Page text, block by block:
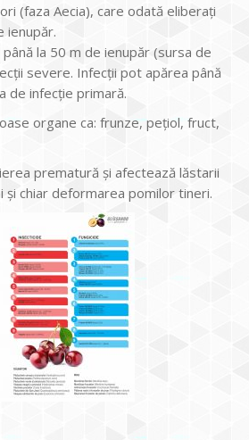
(faza Aecia), care odată eliberați
ienupăr.
la 50 m de ienupăr (sursa de
severe. Infecții pot apărea până
de infecție primară.
organe ca: frunze, pețiol, fruct,
prematură și afectează lăstarii
și chiar deformarea pomilor tineri.